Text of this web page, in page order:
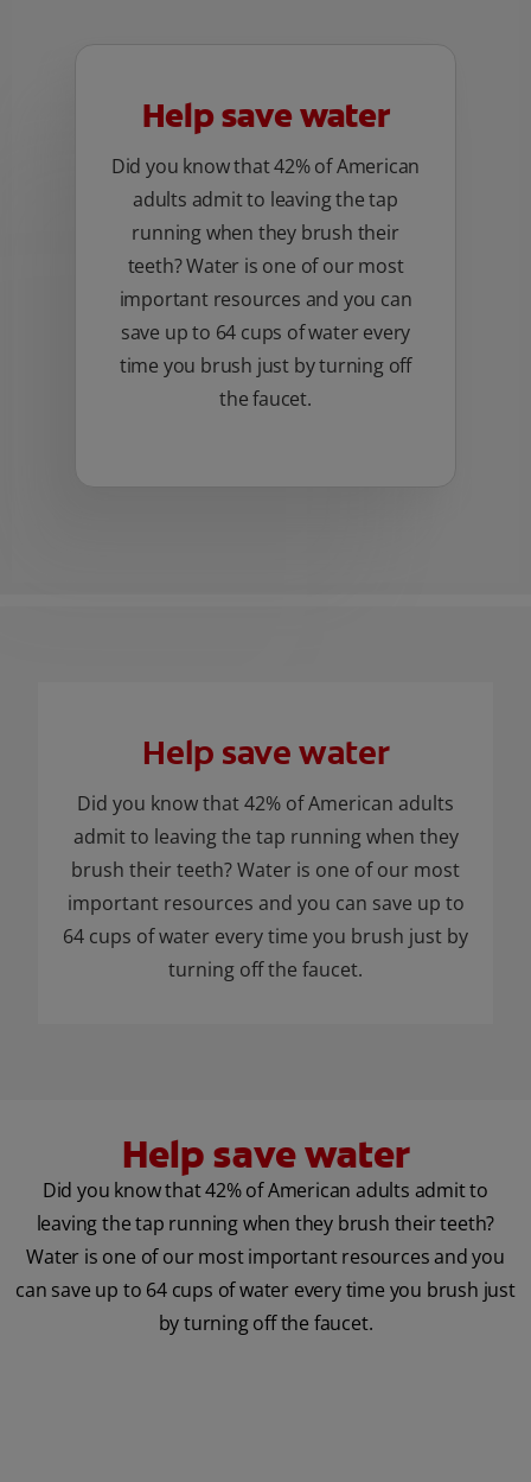
Help save water
Did you know that 42% of American
adults admit to leaving the tap
running when they brush their
teeth? Water is one of our most
important resources and you can
save up to 64 cups of water every
time you brush just by turning off
the faucet.
Help save water
Did you know that 42% of American adults
admit to leaving the tap running when they
brush their teeth? Water is one of our most
important resources and you can save up to
64 cups of water every time you brush just by
turning off the faucet.
Help save water
Did you know that 42% of American adults admit to
leaving the tap running when they brush their teeth?
Water is one of our most important resources and you
can save up to 64 cups of water every time you brush just
by turning off the faucet.